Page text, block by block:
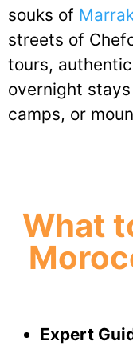
souks of
streets of
tours,
overnight
camps, or
What
Expert